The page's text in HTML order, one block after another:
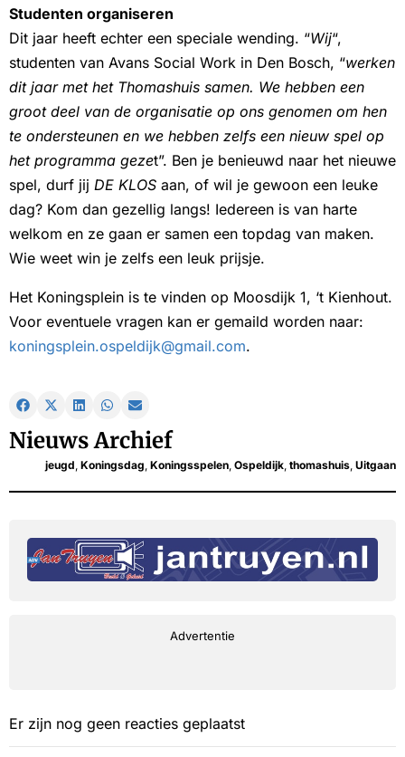
Studenten organiseren
Dit jaar heeft echter een speciale wending. “Wij“,
studenten van Avans Social Work in Den Bosch, “werken
dit jaar met het Thomashuis samen. We hebben een
groot deel van de organisatie op ons genomen om hen
te ondersteunen en we hebben zelfs een nieuw spel op
het programma gezet”. Ben je benieuwd naar het nieuwe
spel, durf jij DE KLOS aan, of wil je gewoon een leuke
dag? Kom dan gezellig langs! Iedereen is van harte
welkom en ze gaan er samen een topdag van maken.
Wie weet win je zelfs een leuk prijsje.
Het Koningsplein is te vinden op Moosdijk 1, ‘t Kienhout.
Voor eventuele vragen kan er gemaild worden naar:
koningsplein.ospeldijk@gmail.com.
Nieuws Archief
jeugd Koningsdag Koningsspelen Ospeldijk thomashuis Uitgaan
Advertentie
Er zijn nog geen reacties geplaatst